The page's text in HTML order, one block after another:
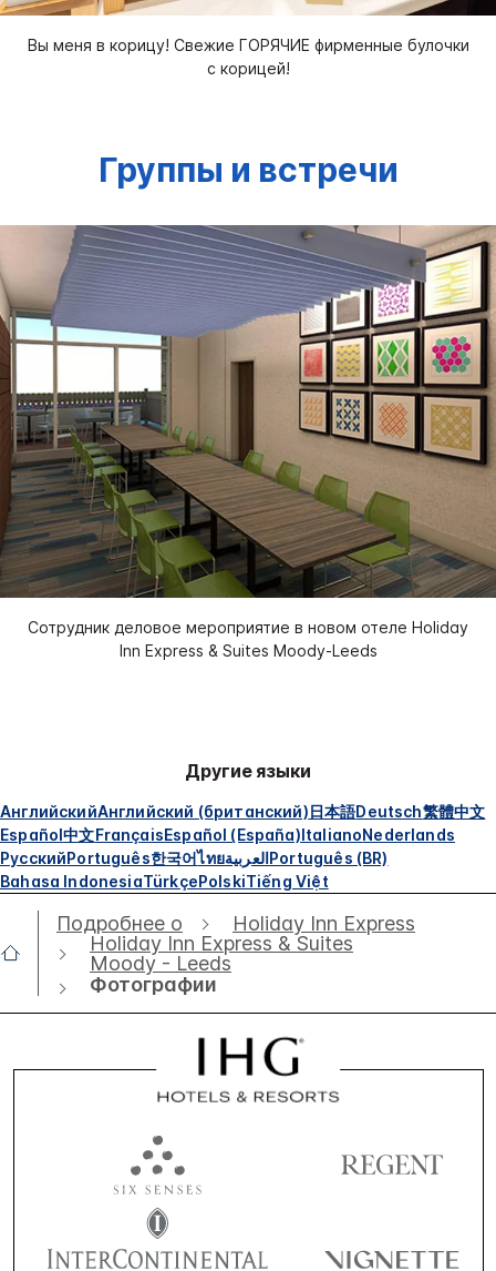
Вы меня в корицу! Свежие ГОРЯЧИЕ фирменные булочки
с корицей!
Группы и встречи
Сотрудник деловое мероприятие в новом отеле Holiday
Inn Express & Suites Moody-Leeds
Другие языки
АнглийскийАнглийский (британский)日本語Deutsch繁體中文
Español中文FrançaisEspañol (España)ItalianoNederlands
РусскийPortuguês한국어ไทยالعربيةPortuguês (BR)
Bahasa IndonesiaTürkçePolskiTiếng Việt
Подробнее о
Holiday Inn Express
Holiday Inn Express & Suites
Moody - Leeds
Фотографии